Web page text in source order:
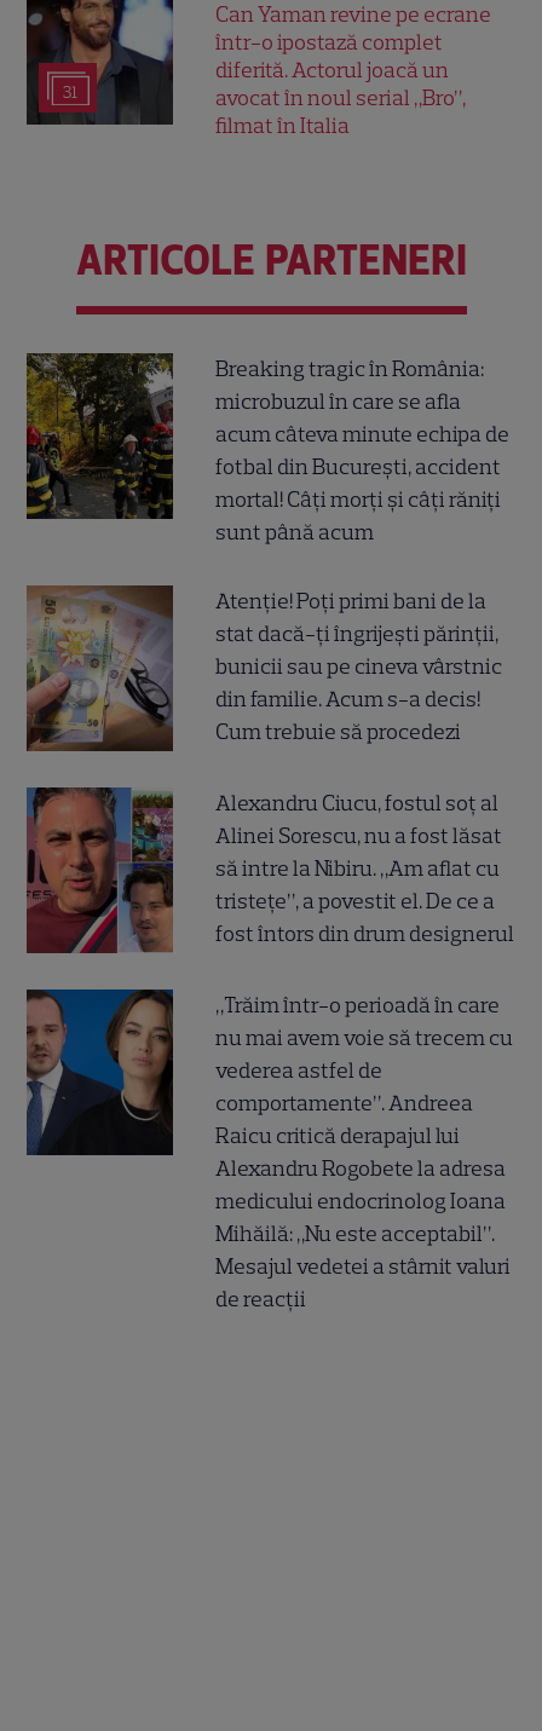
31
Can Yaman revine pe ecrane
într-o ipostază complet
diferită. Actorul joacă un
avocat în noul serial „Bro”,
filmat în Italia
ARTICOLE PARTENERI
Breaking tragic în România:
microbuzul în care se afla
acum câteva minute echipa de
fotbal din București, accident
mortal! Câți morți și câți răniți
sunt până acum
Atenție! Poți primi bani de la
stat dacă-ți îngrijești părinții,
bunicii sau pe cineva vârstnic
din familie. Acum s-a decis!
Cum trebuie să procedezi
Alexandru Ciucu, fostul soț al
Alinei Sorescu, nu a fost lăsat
să intre la Nibiru. „Am aflat cu
tristețe”, a povestit el. De ce a
fost întors din drum designerul
„Trăim într-o perioadă în care
nu mai avem voie să trecem cu
vederea astfel de
comportamente”. Andreea
Raicu critică derapajul lui
Alexandru Rogobete la adresa
medicului endocrinolog Ioana
Mihăilă: „Nu este acceptabil”.
Mesajul vedetei a stârnit valuri
de reacții